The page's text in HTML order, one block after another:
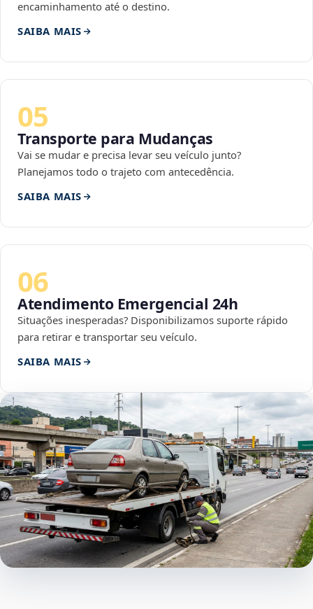
encaminhamento até o destino.
SAIBA MAIS
05
Transporte para Mudanças
Vai se mudar e precisa levar seu veículo junto?
Planejamos todo o trajeto com antecedência.
SAIBA MAIS
06
Atendimento Emergencial 24h
Situações inesperadas? Disponibilizamos suporte rápido
para retirar e transportar seu veículo.
SAIBA MAIS